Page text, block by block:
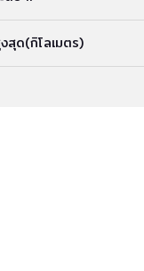
สุด(กิโลเมตร)